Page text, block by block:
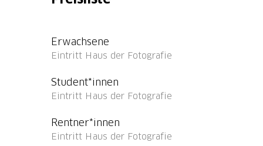
Das IPFO Haus der Fotografie ist ein Haus
Naturmuseum, bis es 2020 vom Team des
Foto Ausstellungen von internationaler
Filmregisseur und Ausnahmekünstler
Deep». Weitere Höhepunkte in der jungen
Erwachsene
Eintritt Haus der Fotografie
Student*innen
Eintritt Haus der Fotografie
Rentner*innen
Eintritt Haus der Fotografie